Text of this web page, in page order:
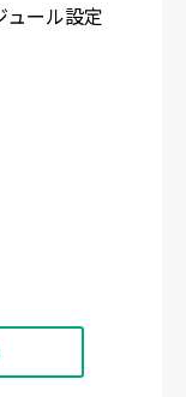
ール設定